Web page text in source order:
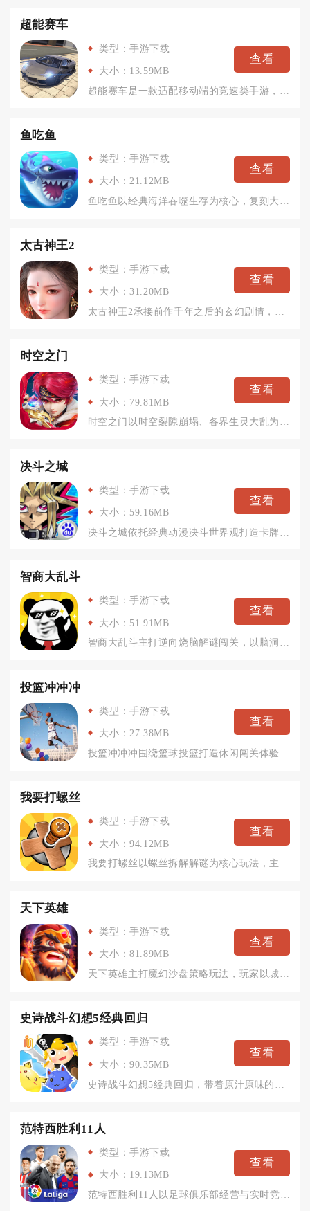
超能赛车
类型：手游下载
大小：13.59MB
查看
鱼吃鱼
类型：手游下载
大小：21.12MB
查看
太古神王2
类型：手游下载
大小：31.20MB
查看
时空之门
类型：手游下载
大小：79.81MB
查看
时空之门以时空裂隙崩塌、各界生灵大乱为故事主线，把三消消除和...
决斗之城
类型：手游下载
大小：59.16MB
查看
智商大乱斗
类型：手游下载
大小：51.91MB
查看
智商大乱斗主打逆向烧脑解谜闯关，以脑洞谜题、图形推理、趣味问...
投篮冲冲冲
类型：手游下载
大小：27.38MB
查看
我要打螺丝
类型：手游下载
大小：94.12MB
查看
我要打螺丝以螺丝拆解解谜为核心玩法，主打轻松解压的休闲闯关体...
天下英雄
类型：手游下载
大小：81.89MB
查看
史诗战斗幻想5经典回归
类型：手游下载
大小：90.35MB
查看
范特西胜利11人
类型：手游下载
大小：19.13MB
查看